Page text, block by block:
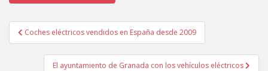
Navegación
de
entradas
Coches eléctricos vendidos en España desde 2009
El ayuntamiento de Granada con los vehículos eléctricos